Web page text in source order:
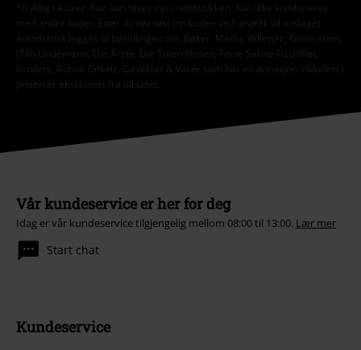
*Gyldig i 4 uker. Kan kun løses inn i nettbutikken. Kan ikke kombineres
med andre koder. Etter du har løst inn koden ved utsjekk vil avslaget
automatisk legges til bestillingen din. Bøker, Media, Billetter, Rammstein,
(Till) Lindemann, Die Ärzte, Die Toten Hosen, Feine Sahne Fischfilet,
Broilers, Böhse Onkelz, Gavekort & Varer som har en donasjon inkludert i
prisen er ekskludert fra tilbudet.
Vår kundeservice er her for deg
Idag er vår kundeservice tilgjengelig mellom 08:00 til 13:00. Lær mer
Start chat
Kundeservice